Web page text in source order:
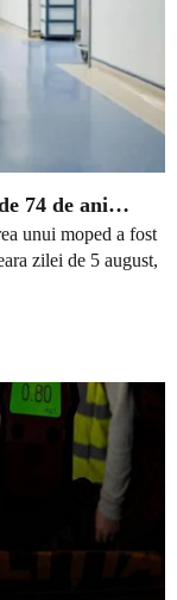
74 de ani…
unui moped a fost
zilei de 5 august,